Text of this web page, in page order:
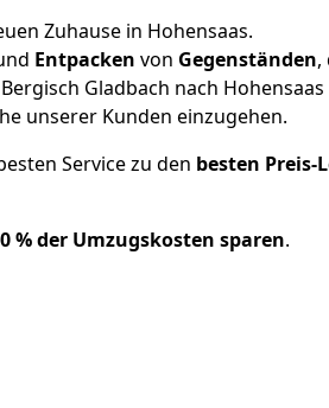
Zuhause in Hohensaas.
Entpacken von Gegenständen,
Gladbach nach
unserer Kunden einzugehen.
Service zu den besten Preis-
% der Umzugskosten sparen.